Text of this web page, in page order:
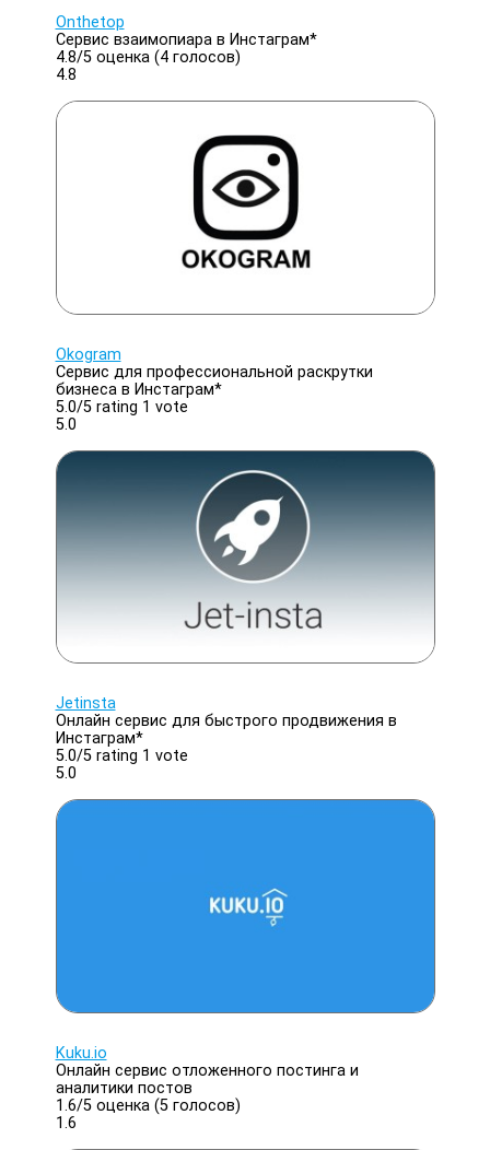
Onthetop
Сервис взаимопиара в Инстаграм*
4.8/5оценка (4 голосов)
4.8
Okogram
Сервис для профессиональной раскрутки
бизнеса в Инстаграм*
5.0/5rating 1 vote
5.0
Jetinsta
Онлайн сервис для быстрого продвижения в
Инстаграм*
5.0/5rating 1 vote
5.0
Kuku.io
Онлайн сервис отложенного постинга и
аналитики постов
1.6/5оценка (5 голосов)
1.6